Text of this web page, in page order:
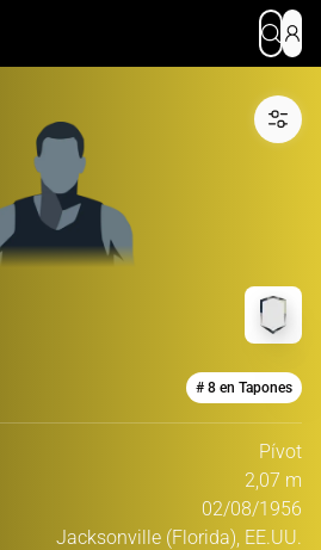
# 8 en Tapones
Pívot
2,07 m
02/08/1956
Jacksonville (Florida), EE.UU.